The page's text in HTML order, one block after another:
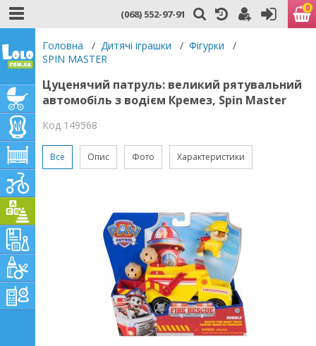
(068) 552-97-91 0
Головна / Дитячі іграшки / Фігурки
/
SPIN MASTER
Цуценячий патруль: великий рятувальний
автомобіль з водієм Кремез, Spin Master
Код 149568
Все Опис Фото Характеристики